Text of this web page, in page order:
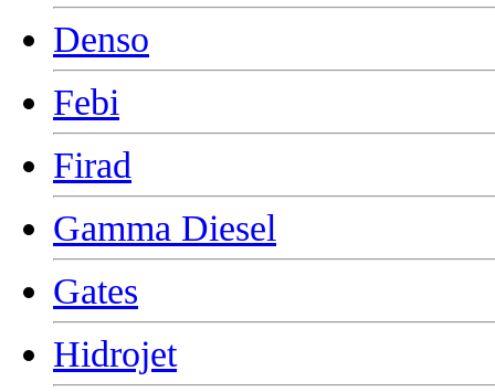
Denso
Febi
Firad
Gamma Diesel
Gates
Hidrojet